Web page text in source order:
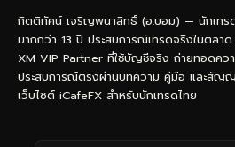
กิตติทัศน์ เจริญพนาสิทธิ์ (อ.บอม) — นักเทร
มากกว่า 13 ปี ประสบการณ์เทรดจริงในตลา
XM VIP Partner ที่ใช้บัญชีจริง ถ่ายทอดคว
ประสบการณ์ตรงผ่านบทความ คู่มือ และสัญ
เว็บไซต์ iCafeFX สำหรับนักเทรดไทย